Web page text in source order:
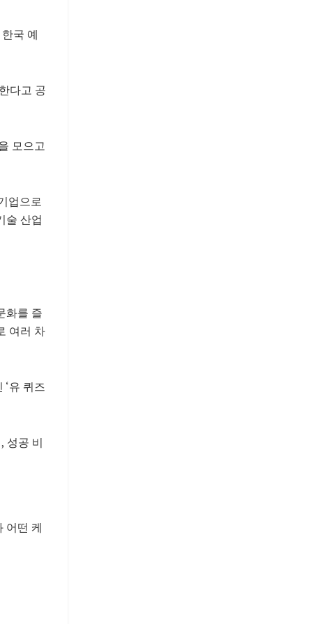
국 예
다고 공
모으고
업으로
술 산업
화를 즐
여러 차
유 퀴즈
성공 비
어떤 케